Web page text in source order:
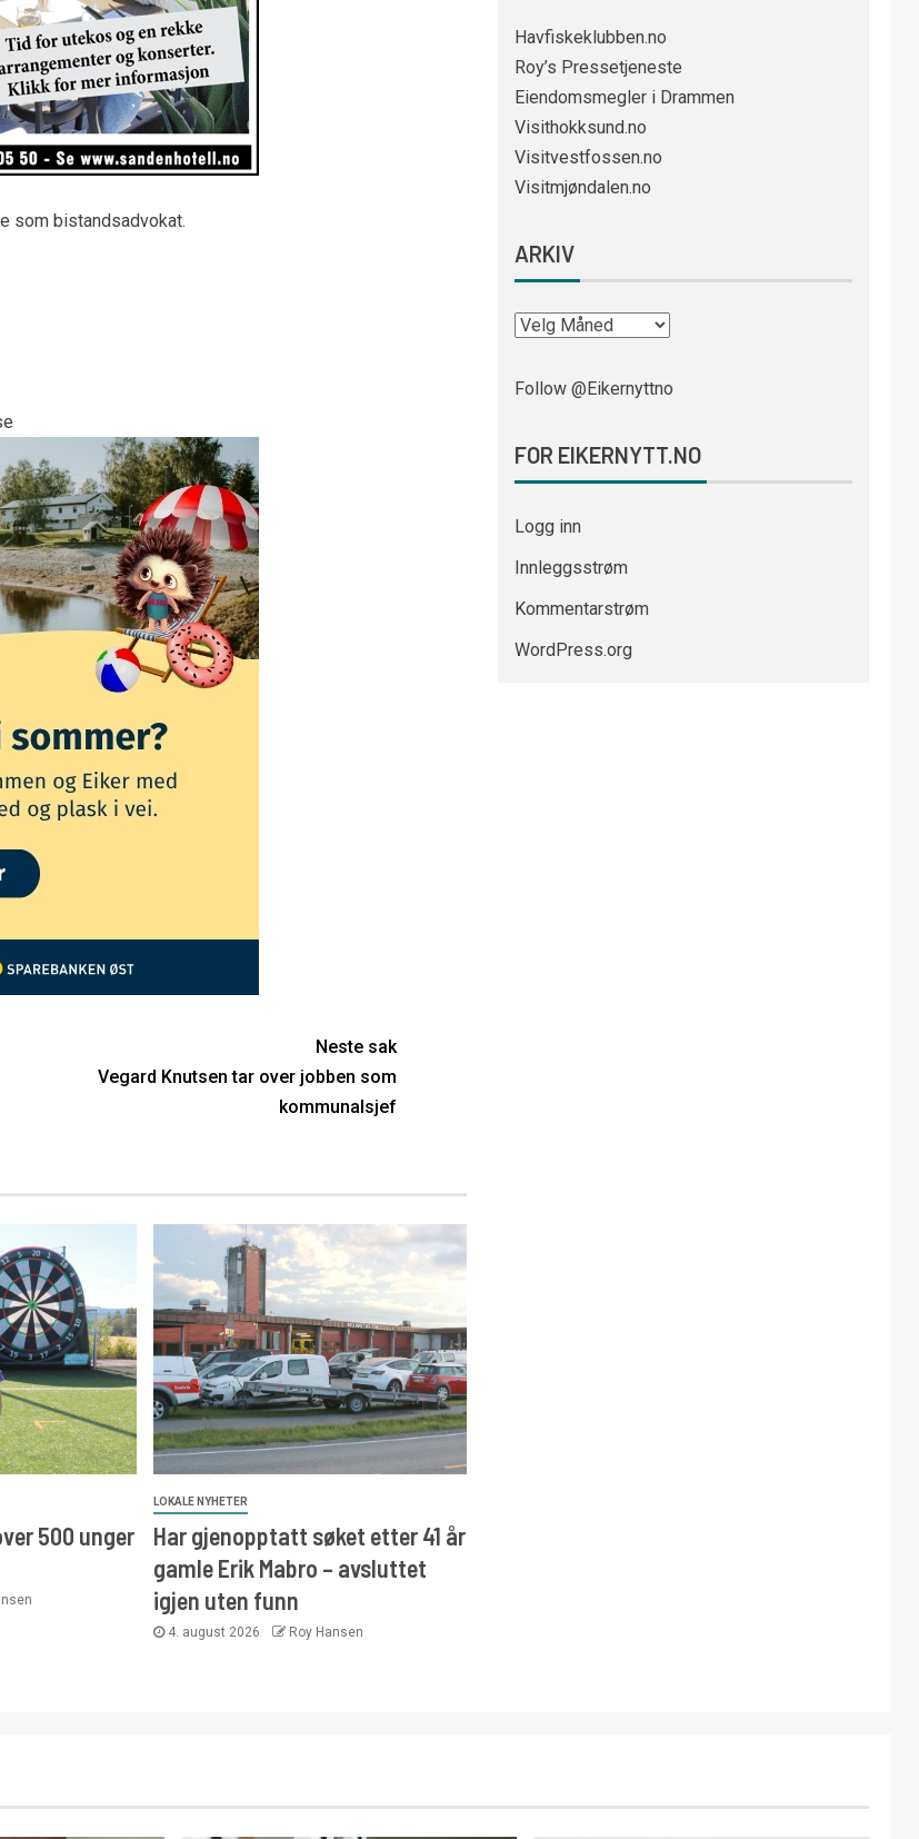
som bistandsadvokat.
Neste sak
Vegard Knutsen tar over jobben som
kommunalsjef
500 unger
LOKALE NYHETER
Har gjenopptatt søket etter 41 år
gamle Erik Mabro – avsluttet
igjen uten funn
4. august 2026 Roy Hansen
Havfiskeklubben.no
Roy’s Pressetjeneste
Eiendomsmegler i Drammen
Visithokksund.no
Visitvestfossen.no
Visitmjøndalen.no
ARKIV
Follow @Eikernyttno
FOR EIKERNYTT.NO
Logg inn
Innleggsstrøm
Kommentarstrøm
WordPress.org